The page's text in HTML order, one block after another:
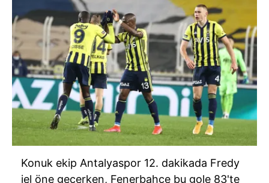
Konuk ekip Antalyaspor 12. dakikada Fredy
iel öne geçerken, Fenerbahçe bu gole 83'te